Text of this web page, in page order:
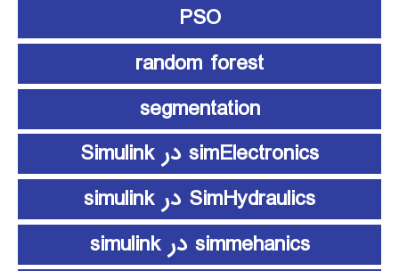
PSO
random forest
segmentation
simElectronics در Simulink
SimHydraulics در simulink
simmehanics در simulink